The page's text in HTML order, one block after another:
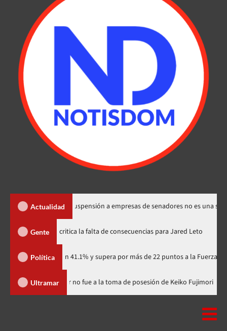
Actualidad
Santos dice suspensión a empresas de senadores no es una sanción
Gente
Directora de documental critica la falta de consecuencias para Jared
Política
con 41.1% y supera por más de 22 puntos a la Fuerza del Pueblo
Ultramar Luis Abinader no fue a la toma de posesión de Keiko